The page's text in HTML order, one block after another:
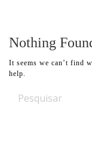
Nothing
It seems we can’t find
help.